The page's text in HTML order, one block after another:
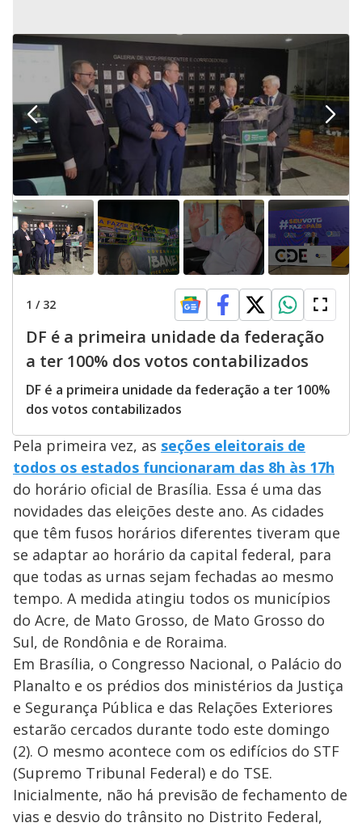
1 / 32
DF é a primeira unidade da federação
a ter 100% dos votos contabilizados
DF é a primeira unidade da federação a ter 100%
dos votos contabilizados
Pela primeira vez, as seções eleitorais de
todos os estados funcionaram das 8h às 17h
do horário oficial de Brasília. Essa é uma das
novidades das eleições deste ano. As cidades
que têm fusos horários diferentes tiveram que
se adaptar ao horário da capital federal, para
que todas as urnas sejam fechadas ao mesmo
tempo. A medida atingiu todos os municípios
do Acre, de Mato Grosso, de Mato Grosso do
Sul, de Rondônia e de Roraima.
Em Brasília, o Congresso Nacional, o Palácio do
Planalto e os prédios dos ministérios da Justiça
e Segurança Pública e das Relações Exteriores
estarão cercados durante todo este domingo
(2). O mesmo acontece com os edifícios do STF
(Supremo Tribunal Federal) e do TSE.
Inicialmente, não há previsão de fechamento de
vias e desvio do trânsito no Distrito Federal,